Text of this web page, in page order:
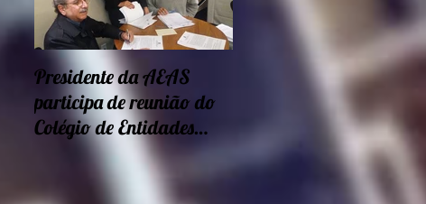
Presidente da AEAS
participa de reunião do
Colégio de Entidades
Regionais
Encontros sobre Eficiência
energética e
sustentabilidade seguem
nessa semana